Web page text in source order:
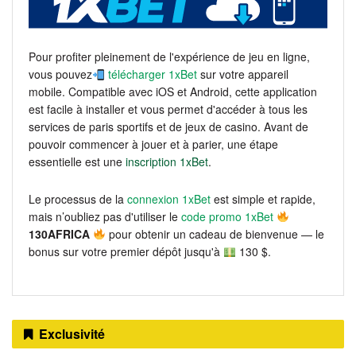
Pour profiter pleinement de l'expérience de jeu en ligne,
vous pouvez
télécharger 1xBet sur votre appareil
mobile. Compatible avec iOS et Android, cette application
est facile à installer et vous permet d'accéder à tous les
services de paris sportifs et de jeux de casino. Avant de
pouvoir commencer à jouer et à parier, une étape
essentielle est une inscription 1xBet.
Le processus de la connexion 1xBet est simple et rapide,
mais n’oubliez pas d'utiliser le code promo 1xBet
130AFRICA
pour obtenir un cadeau de bienvenue — le
bonus sur votre premier dépôt jusqu'à
130 $.
Exclusivité